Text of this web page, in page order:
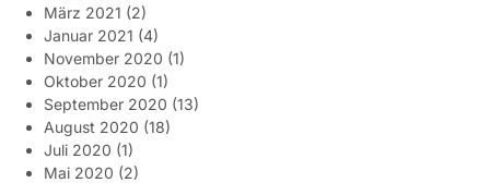
März 2021 (2)
Januar 2021 (4)
November 2020 (1)
Oktober 2020 (1)
September 2020 (13)
August 2020 (18)
Juli 2020 (1)
Mai 2020 (2)